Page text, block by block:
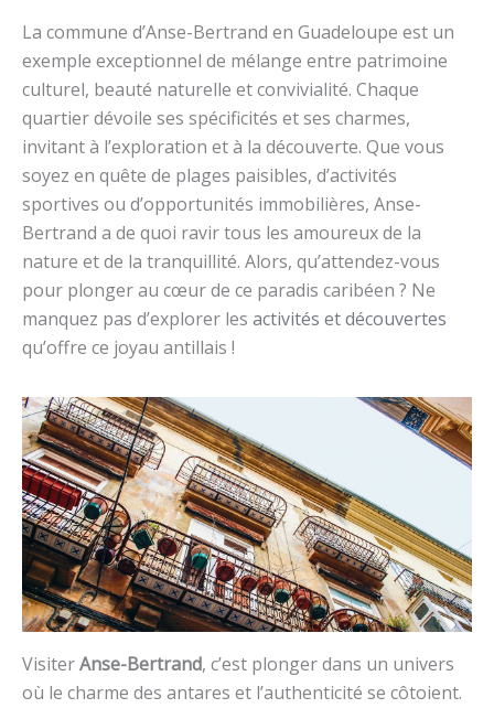
La commune d’Anse-Bertrand en Guadeloupe est un
exemple exceptionnel de mélange entre patrimoine
culturel, beauté naturelle et convivialité. Chaque
quartier dévoile ses spécificités et ses charmes,
invitant à l’exploration et à la découverte. Que vous
soyez en quête de plages paisibles, d’activités
sportives ou d’opportunités immobilières, Anse-
Bertrand a de quoi ravir tous les amoureux de la
nature et de la tranquillité. Alors, qu’attendez-vous
pour plonger au cœur de ce paradis caribéen ? Ne
manquez pas d’explorer les activités et découvertes
qu’offre ce joyau antillais !
VisiterAnse-Bertrand, c’est plonger dans un univers
où le charme des antares et l’authenticité se côtoient.